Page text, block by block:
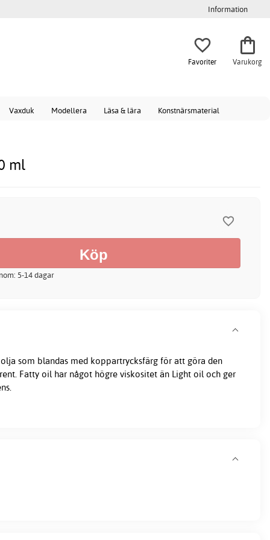
Information
Favoriter Varukorg
Vaxduk Modellera Läsa & lära Konstnärsmaterial
ml
5-14 dagar
som blandas med koppartrycksfärg för att göra den
Fatty oil har något högre viskositet än Light oil och ger